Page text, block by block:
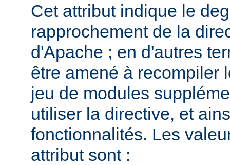
Cet attribut indique le
rapprochement de la
d'Apache ; en d'autres
être amené à recompiler
jeu de modules
utiliser la directive, et
fonctionnalités. Les
attribut sont :